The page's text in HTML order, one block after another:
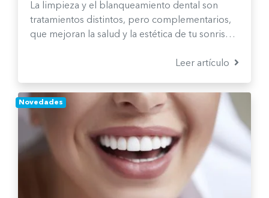
La limpieza y el blanqueamiento dental son
tratamientos distintos, pero complementarios,
que mejoran la salud y la estética de tu sonrisa.
diferencian, qué beneficios ofrece cada uno y
tratamiento adecuado según tus necesidades.
Leer artículo
Novedades